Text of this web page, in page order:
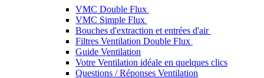
VMC Double Flux
VMC Simple Flux
Bouches d'extraction et entrées d'air
Filtres Ventilation Double Flux
Guide Ventilation
Votre Ventilation idéale en quelques clics
Questions / Réponses Ventilation